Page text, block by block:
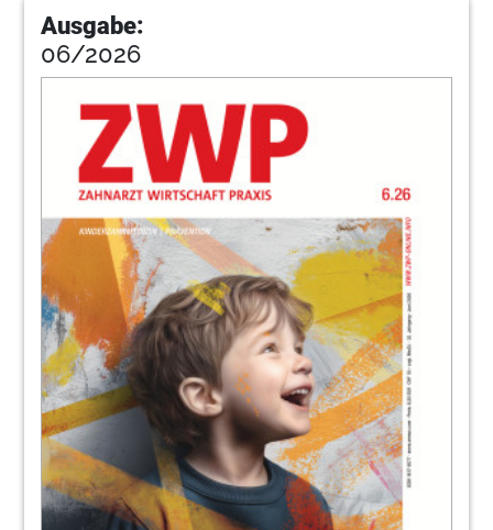
62 Goetz
Dgaz
78 Blzk
83Zmfokus
84Kopi
86Dexcel
Ausgabe:
06/2026